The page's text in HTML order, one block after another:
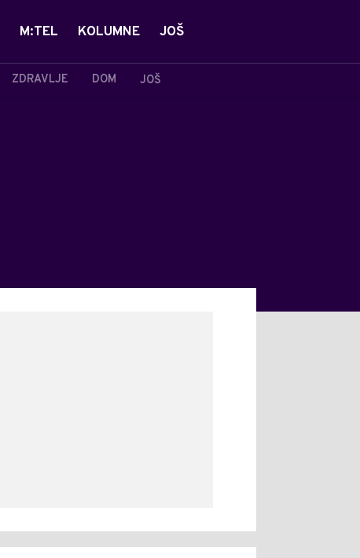
ZDRAVLJE DOM JOŠ
M:TEL KOLUMNE JOŠ